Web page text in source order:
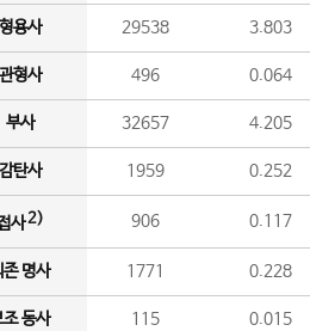
용사 29538 3.803
형사 496 0.064
부사 32657 4.205
탄사 1959 0.252
사2) 906 0.117
존 명사 1771 0.228
조 동사 115 0.015